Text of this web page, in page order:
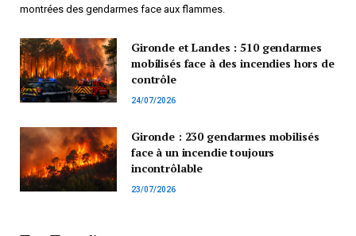
montrées des gendarmes face aux flammes.
Gironde et Landes : 510 gendarmes
mobilisés face à des incendies hors de
contrôle
24/07/2026
Gironde : 230 gendarmes mobilisés
face à un incendie toujours
incontrôlable
23/07/2026